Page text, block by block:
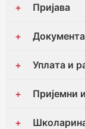
Пријава
Документа
Уплата и
Пријемни